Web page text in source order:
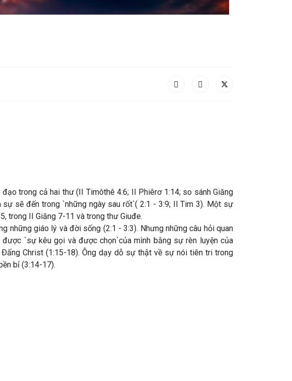
trong cả hai thư (II Timôthê 4:6; II Phiêrơ 1:14; so sánh Giăng
sẽ đến trong `những ngày sau rốt`( 2:1 - 3:9; II Tim 3). Một sự
trong II Giăng 7-11 và trong thư Giuđe.
những giáo lý và đời sống (2:1 - 3:3). Nhưng những câu hỏi quan
`sự kêu gọi và được chọn`của mình bằng sự rèn luyện của
Christ (1:15-18). Ông dạy dỗ sự thật về sự nói tiên tri trong
bỉ (3:14-17).